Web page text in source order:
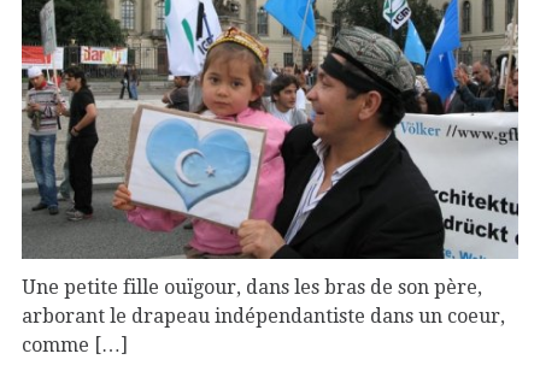
Une petite fille ouïgour, dans les bras de son père,
arborant le drapeau indépendantiste dans un coeur,
comme […]